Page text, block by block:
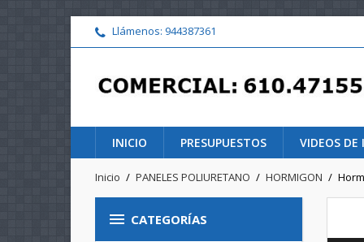
Llámenos: 944387361
INICIO PRESUPUESTOS VIDEOS DE
Inicio PANELES POLIURETANO HORMIGON
 CATEGORÍAS